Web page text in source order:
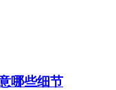
哪些细节